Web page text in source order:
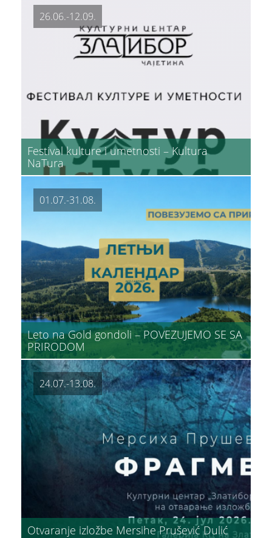
ŠTA
VIDETI PREPORUČUJEMO
Avantura park
26.06.-12.09.
Festival kulture i umetnosti – Kultura
NaTura
01.07.-31.08.
Leto na Gold gondoli – POVEZUJEMO SE SA
PRIRODOM
24.07.-13.08.
Otvaranje izložbe Mersihe Prušević Dulić